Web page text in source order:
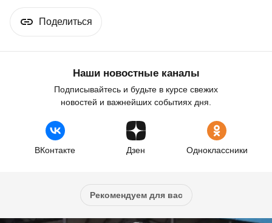
Поделиться
Наши новостные каналы
Подписывайтесь и будьте в курсе свежих
новостей и важнейших событиях дня.
ВКонтакте Дзен Одноклассники
Рекомендуем для вас